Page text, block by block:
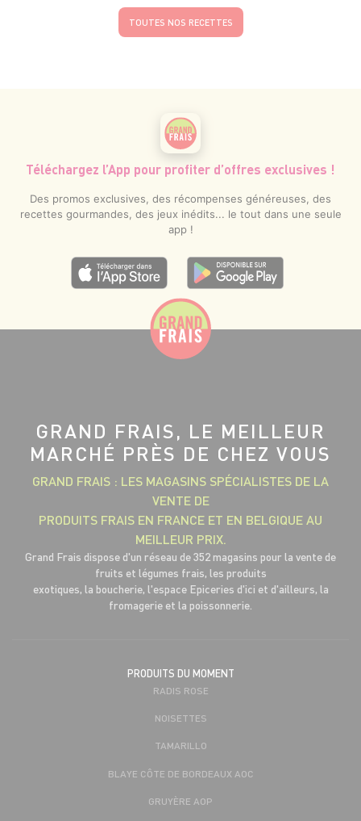
TOUTES NOS RECETTES
Téléchargez l’App pour profiter d’offres exclusives !
Des promos exclusives, des récompenses généreuses, des
recettes gourmandes, des jeux inédits... le tout dans une seule
app !
GRAND FRAIS, LE MEILLEUR
MARCHÉ PRÈS DE CHEZ VOUS
GRAND FRAIS : LES MAGASINS SPÉCIALISTES DE LA
VENTE DE
PRODUITS FRAIS EN FRANCE ET EN BELGIQUE AU
MEILLEUR PRIX.
Grand Frais dispose d'un réseau de 352 magasins pour la vente de
fruits et légumes frais, les produits
exotiques, la boucherie, l'espace Epiceries d'ici et d'ailleurs, la
fromagerie et la poissonnerie.
PRODUITS DU MOMENT
RADIS ROSE
NOISETTES
TAMARILLO
BLAYE CÔTE DE BORDEAUX AOC
GRUYÈRE AOP